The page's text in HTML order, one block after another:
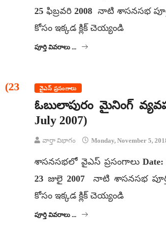
25 ఫిబ్రవరి 2008 నాటి శాసనసభ
కోసం ఇక్కడ క్లిక్ చెయ్యండి
పూర్తి వివరాలు ...
వైఎస్ ప్రసంగాలు
ఓబులాపురం మైనింగ్
July 2007)
వార్తా విభాగం Monday, November 5,
శాసనసభలో వైఎస్ ప్రసంగాలు Date:
23 జులై 2007 నాటి శాసనసభ
కోసం ఇక్కడ క్లిక్ చెయ్యండి
పూర్తి వివరాలు ...